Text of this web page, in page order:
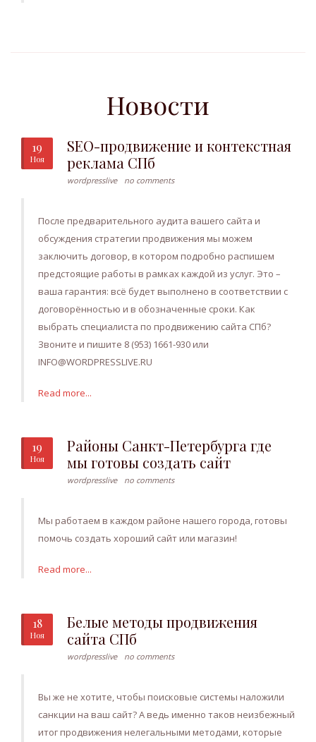
Новости
19
Ноя
SEO-продвижение и контекстная
реклама СПб
wordpresslive no comments
После предварительного аудита вашего сайта и
обсуждения стратегии продвижения мы можем
заключить договор, в котором подробно распишем
предстоящие работы в рамках каждой из услуг. Это –
ваша гарантия: всё будет выполнено в соответствии с
договорённостью и в обозначенные сроки. Как
выбрать специалиста по продвижению сайта СПб?
Звоните и пишите 8 (953) 1661-930 или
INFO@WORDPRESSLIVE.RU
Read more...
19
Ноя
Районы Санкт-Петербурга где
мы готовы создать сайт
wordpresslive no comments
Мы работаем в каждом районе нашего города, готовы
помочь создать хороший сайт или магазин!
Read more...
18
Ноя
Белые методы продвижения
сайта СПб
wordpresslive no comments
Вы же не хотите, чтобы поисковые системы наложили
санкции на ваш сайт? А ведь именно таков неизбежный
итог продвижения нелегальными методами, которые